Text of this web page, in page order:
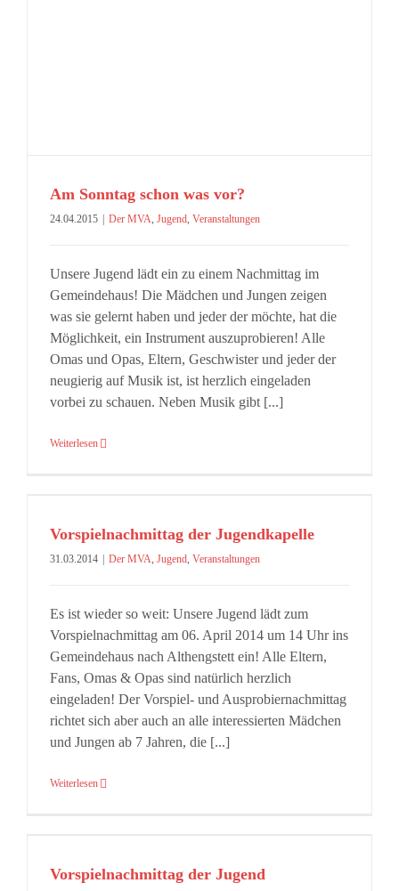
Am Sonntag schon was vor?
24.04.2015 | Der MVA Jugend Veranstaltungen
Unsere Jugend lädt ein zu einem Nachmittag im
Gemeindehaus! Die Mädchen und Jungen zeigen
was sie gelernt haben und jeder der möchte, hat die
Möglichkeit, ein Instrument auszuprobieren! Alle
Omas und Opas, Eltern, Geschwister und jeder der
neugierig auf Musik ist, ist herzlich eingeladen
vorbei zu schauen. Neben Musik gibt [...]
Weiterlesen
Vorspielnachmittag der Jugendkapelle
31.03.2014 | Der MVA Jugend Veranstaltungen
Es ist wieder so weit: Unsere Jugend lädt zum
Vorspielnachmittag am 06. April 2014 um 14 Uhr ins
Gemeindehaus nach Althengstett ein! Alle Eltern,
Fans, Omas & Opas sind natürlich herzlich
eingeladen! Der Vorspiel- und Ausprobiernachmittag
richtet sich aber auch an alle interessierten Mädchen
und Jungen ab 7 Jahren, die [...]
Weiterlesen
Vorspielnachmittag der Jugend